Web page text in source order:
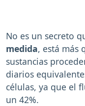
No es un secreto
medida, está más
sustancias
diarios
células, ya que el
un 42%.